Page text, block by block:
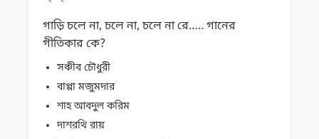
গাড়ি চলে না, চলে না, চলে না রে….. গানের
গীতিকার কে?
সঞ্চীব চৌধুরী
বাপ্পা মজুমদার
শাহ আবদুল করিম
দাশরথি রায়